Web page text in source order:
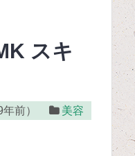
スキ
年前） 美容